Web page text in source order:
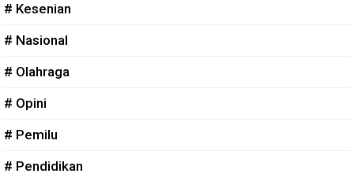
# Kesenian
# Nasional
# Olahraga
# Opini
# Pemilu
# Pendidikan